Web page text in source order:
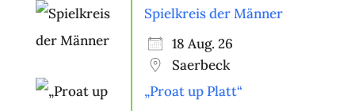
Spielkreis der Männer
18 Aug. 26
Saerbeck
„Proat up Platt“